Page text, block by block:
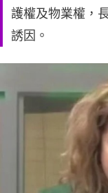
護權及物業權，
誘因。